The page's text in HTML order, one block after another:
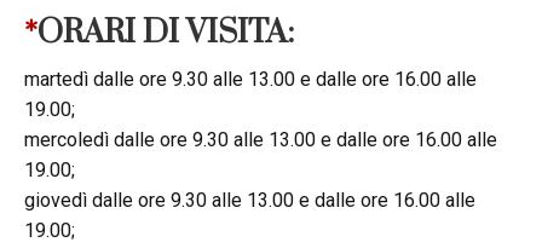
*ORARI DI VISITA:
martedì dalle ore 9.30 alle 13.00 e dalle ore 16.00 alle
19.00;
mercoledì dalle ore 9.30 alle 13.00 e dalle ore 16.00 alle
19.00;
giovedì dalle ore 9.30 alle 13.00 e dalle ore 16.00 alle
19.00;